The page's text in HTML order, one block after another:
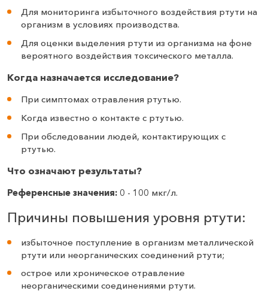
Для мониторинга избыточного воздействия ртути на
организм в условиях производства.
Для оценки выделения ртути из организма на фоне
вероятного воздействия токсического металла.
Когда назначается исследование?
При симптомах отравления ртутью.
Когда известно о контакте с ртутью.
При обследовании людей, контактирующих с
ртутью.
Что означают результаты?
Референсные значения: 0 - 100 мкг/л.
Причины повышения уровня ртути:
избыточное поступление в организм металлической
ртути или неорганических соединений ртути;
острое или хроническое отравление
неорганическими соединениями ртути.